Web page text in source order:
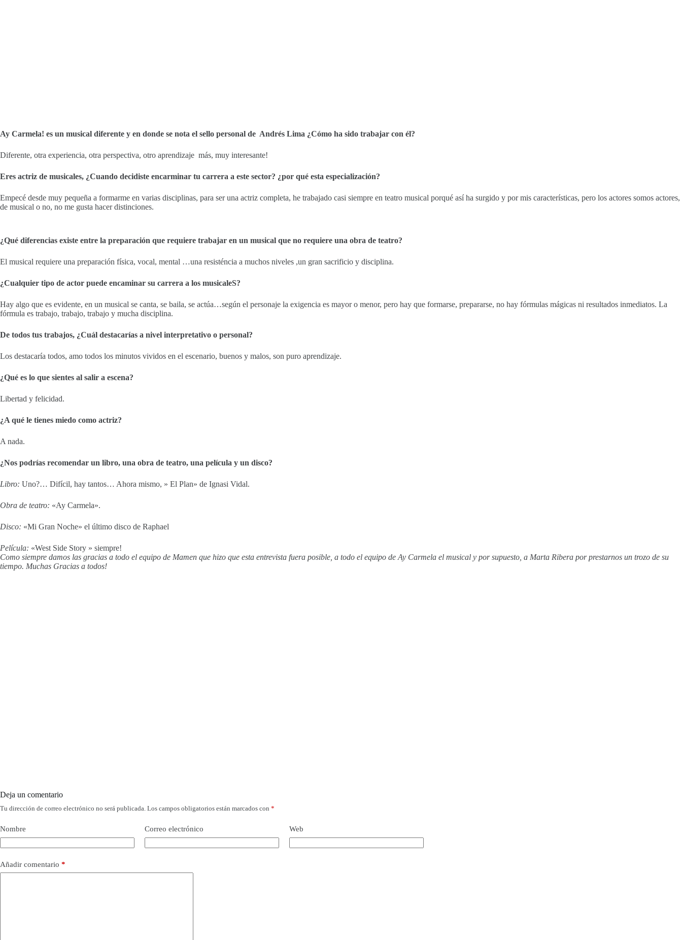
Ay Carmela! es un musical diferente y en donde se nota el sello personal de Andrés Lima ¿Cómo ha sido trabajar con él?
Diferente, otra experiencia, otra perspectiva, otro aprendizaje más, muy interesante!
Eres actriz de musicales, ¿Cuando decidiste encarminar tu carrera a este sector? ¿por qué esta especialización?
Empecé desde muy pequeña a formarme en varias disciplinas, para ser una actriz completa, he trabajado casi siempre en teatro musical porqué así ha surgido y por mis características, pero los actores somos actores,
de musical o no, no me gusta hacer distinciones.
¿Qué diferencias existe entre la preparación que requiere trabajar en un musical que no requiere una obra de teatro?
El musical requiere una preparación física, vocal, mental …una resisténcia a muchos niveles ,un gran sacrificio y disciplina.
¿Cualquier tipo de actor puede encaminar su carrera a los musicaleS?
Hay algo que es evidente, en un musical se canta, se baila, se actúa…según el personaje la exigencia es mayor o menor, pero hay que formarse, prepararse, no hay fórmulas mágicas ni resultados inmediatos. La
fórmula es trabajo, trabajo, trabajo y mucha disciplina.
De todos tus trabajos, ¿Cuál destacarías a nivel interpretativo o personal?
Los destacaría todos, amo todos los minutos vividos en el escenario, buenos y malos, son puro aprendizaje.
¿Qué es lo que sientes al salir a escena?
Libertad y felicidad.
¿A qué le tienes miedo como actriz?
A nada.
¿Nos podrías recomendar un libro, una obra de teatro, una película y un disco?
Libro: Uno?… Difícil, hay tantos… Ahora mismo, » El Plan» de Ignasi Vidal.
Obra de teatro: «Ay Carmela».
Disco: «Mi Gran Noche» el último disco de Raphael
Película: «West Side Story » siempre!
Como siempre damos las gracias a todo el equipo de Mamen que hizo que esta entrevista fuera posible, a todo el equipo de Ay Carmela el musical y por supuesto, a Marta Ribera por prestarnos un trozo de su
tiempo. Muchas Gracias a todos!
Deja un comentario
Tu dirección de correo electrónico no será publicada. Los campos obligatorios están marcados con *
Nombre Correo electrónico Web
Añadir comentario *